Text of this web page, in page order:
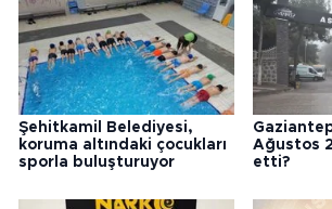
Şehitkamil Belediyesi,
koruma altındaki çocukları
sporla buluşturuyor
Ağustos
etti?